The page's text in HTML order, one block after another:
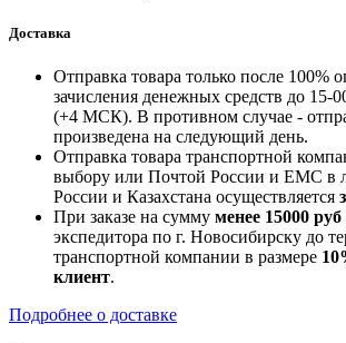
Доставка
Отправка товара только после 100%
зачисления денежных средств до 15-
(+4 МСК). В противном случае -
произведена на следующий день.
Отправка товара транспортной
выбору или Почтой России и ЕМС в
России и Казахстана осуществляется
При заказе на сумму менее 15000 руб
экспедитора по г. Новосибирску до
транспортной компании в размере
клиент.
Подробнее о доставке